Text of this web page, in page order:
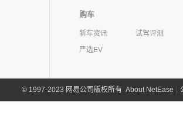
购车
新车资讯
试驾评测
严选EV
©1997-2023 网易公司版权所有 About NetEase